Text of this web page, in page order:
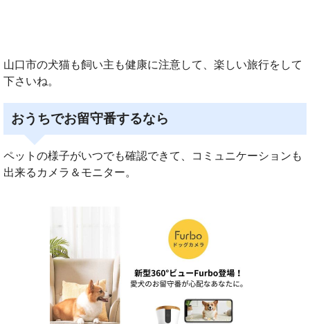
山口市の犬猫も飼い主も健康に注意して、楽しい旅行をして
下さいね。
おうちでお留守番するなら
ペットの様子がいつでも確認できて、コミュニケーションも
出来るカメラ＆モニター。